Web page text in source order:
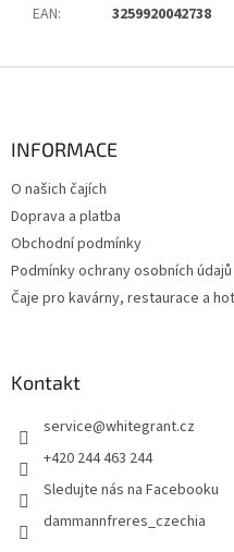
EAN: 3259920042738
INFORMACE
O našich čajích
Doprava a platba
Obchodní podmínky
Podmínky ochrany osobních údajů
Čaje pro kavárny, restaurace a
Kontakt
service@whitegrant.cz
+420 244 463 244
Sledujte nás na Facebooku
dammannfreres_czechia